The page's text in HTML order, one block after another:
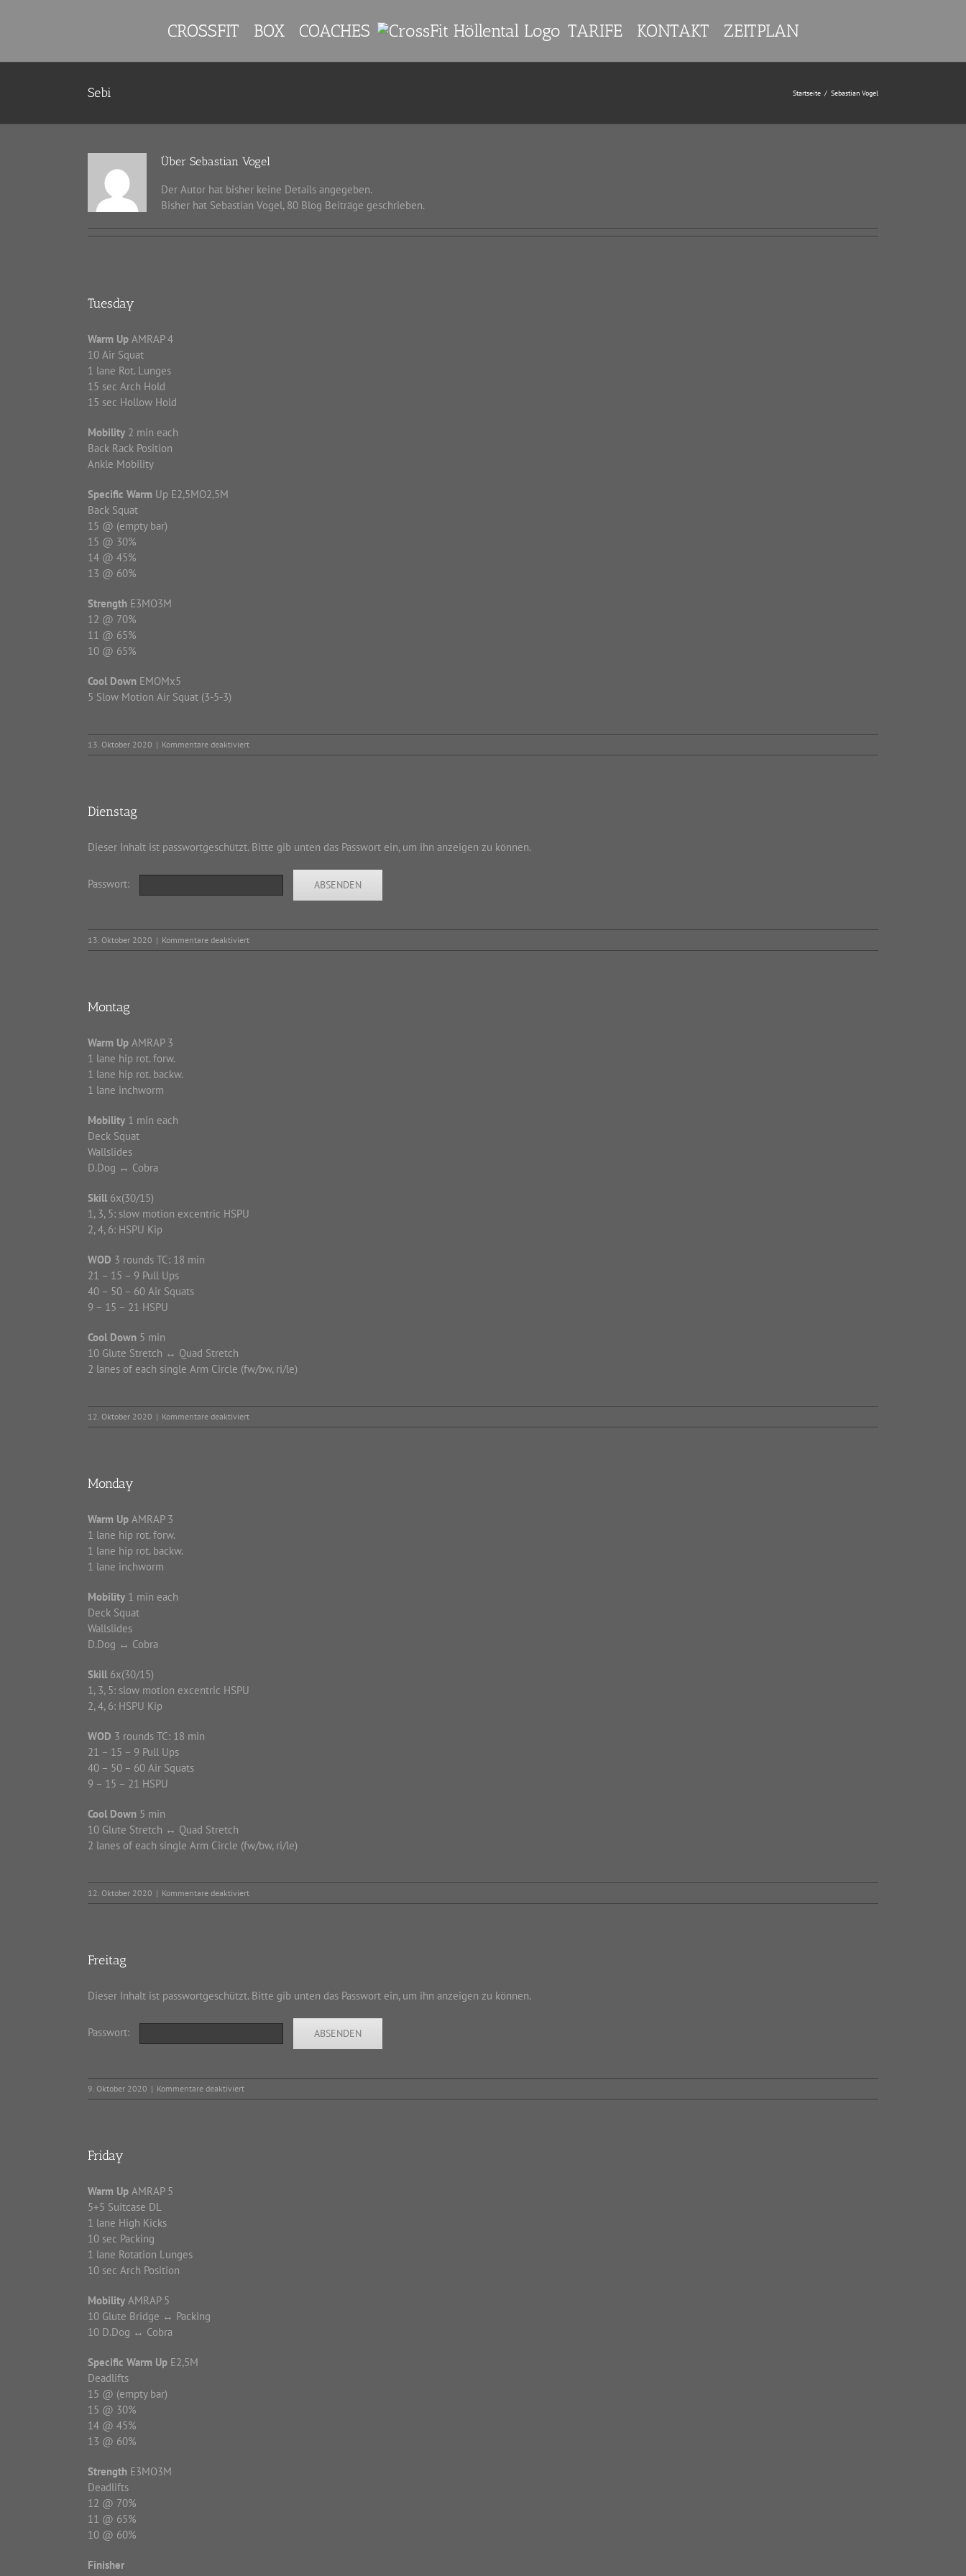
CROSSFIT BOX COACHES TARIFE KONTAKT ZEITPLAN
Sebi Startseite / Sebastian Vogel
Über Sebastian Vogel
Der Autor hat bisher keine Details angegeben.
Bisher hat Sebastian Vogel, 80 Blog Beiträge geschrieben.
Tuesday
Warm Up AMRAP 4
10 Air Squat
1 lane Rot. Lunges
15 sec Arch Hold
15 sec Hollow Hold
Mobility 2 min each
Back Rack Position
Ankle Mobility
Specific Warm Up E2,5MO2,5M
Back Squat
15 @ (empty bar)
15 @ 30%
14 @ 45%
13 @ 60%
Strength E3MO3M
12 @ 70%
11 @ 65%
10 @ 65%
Cool Down EMOMx5
5 Slow Motion Air Squat (3-5-3)
13. Oktober 2020 | Kommentare deaktiviertfür
Tuesday
Dienstag
Dieser Inhalt ist passwortgeschützt. Bitte gib unten das Passwort ein, um ihn anzeigen zu können.
Passwort:
13. Oktober 2020 | Kommentare deaktiviertfür
Dienstag
Montag
Warm Up AMRAP 3
1 lane hip rot. forw.
1 lane hip rot. backw.
1 lane inchworm
Mobility 1 min each
Deck Squat
Wallslides
D.Dog ↔ Cobra
Skill 6x(30/15)
1, 3, 5: slow motion excentric HSPU
2, 4, 6: HSPU Kip
WOD 3 rounds TC: 18 min
21 – 15 – 9 Pull Ups
40 – 50 – 60 Air Squats
9 – 15 – 21 HSPU
Cool Down 5 min
10 Glute Stretch ↔ Quad Stretch
2 lanes of each single Arm Circle (fw/bw, ri/le)
12. Oktober 2020 | Kommentare deaktiviertfür
Montag
Monday
Warm Up AMRAP 3
1 lane hip rot. forw.
1 lane hip rot. backw.
1 lane inchworm
Mobility 1 min each
Deck Squat
Wallslides
D.Dog ↔ Cobra
Skill 6x(30/15)
1, 3, 5: slow motion excentric HSPU
2, 4, 6: HSPU Kip
WOD 3 rounds TC: 18 min
21 – 15 – 9 Pull Ups
40 – 50 – 60 Air Squats
9 – 15 – 21 HSPU
Cool Down 5 min
10 Glute Stretch ↔ Quad Stretch
2 lanes of each single Arm Circle (fw/bw, ri/le)
12. Oktober 2020 | Kommentare deaktiviertfür
Monday
Freitag
Dieser Inhalt ist passwortgeschützt. Bitte gib unten das Passwort ein, um ihn anzeigen zu können.
Passwort:
9. Oktober 2020 | Kommentare deaktiviertfür
Freitag
Friday
Warm Up AMRAP 5
5+5 Suitcase DL
1 lane High Kicks
10 sec Packing
1 lane Rotation Lunges
10 sec Arch Position
Mobility AMRAP 5
10 Glute Bridge ↔ Packing
10 D.Dog ↔ Cobra
Specific Warm Up E2,5M
Deadlifts
15 @ (empty bar)
15 @ 30%
14 @ 45%
13 @ 60%
Strength E3MO3M
Deadlifts
12 @ 70%
11 @ 65%
10 @ 60%
Finisher